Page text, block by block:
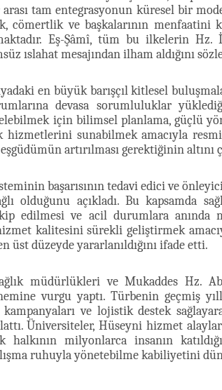
tam entegrasyonun küresel bir
cömertlik ve başkalarının
Eş-Şâmî, tüm bu ilkelerin
ıslahat mesajından ilham aldığını
en büyük barışçıl kitlesel
devasa sorumluluklar
için bilimsel planlama, güçlü
hizmetlerini sunabilmek amacıyla
artırılması gerektiğinin altını
başarısının tedavi edici ve
olduğunu açıkladı. Bu kapsamda
edilmesi ve acil durumlara anında
kalitesini sürekli geliştirmek
üst düzeyde yararlanıldığını ifade etti.
müdürlükleri ve Mukaddes Hz.
vurgu yaptı. Türbenin geçmiş
ve lojistik destek
Üniversiteler, Hüseyni hizmet
halkının milyonlarca insanın
ruhuyla yönetebilme kabiliyetini